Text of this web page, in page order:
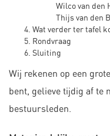
Wilco van den
Thijs van den
Wat verder ter tafel
Rondvraag
Sluiting
Wij rekenen op een
bent, gelieve tijdig af te
bestuursleden.